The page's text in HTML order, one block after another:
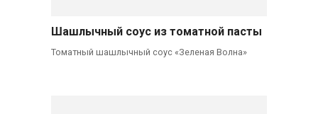
Шашлычный соус из томатной пасты
Томатный шашлычный соус «Зеленая Волна»